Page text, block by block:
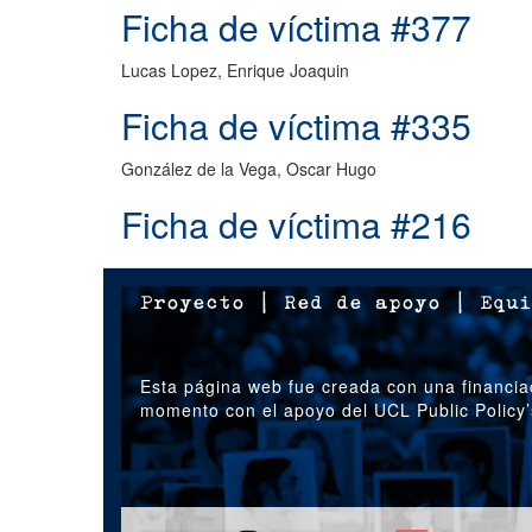
Ficha de víctima #377
Lucas Lopez, Enrique Joaquin
Ficha de víctima #335
González de la Vega, Oscar Hugo
Ficha de víctima #216
Proyecto | Red de apoyo |
Esta página web fue creada con una
momento con el apoyo del UCL Public